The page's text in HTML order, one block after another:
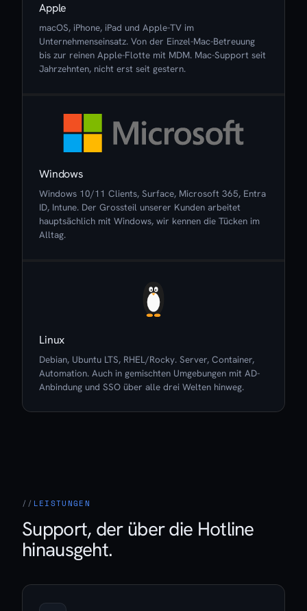
Apple
macOS, iPhone, iPad und Apple-TV im
Unternehmenseinsatz. Von der Einzel-Mac-Betreuung
bis zur reinen Apple-Flotte mit MDM. Mac-Support seit
Jahrzehnten, nicht erst seit gestern.
Windows
Windows 10/11 Clients, Surface, Microsoft 365, Entra
ID, Intune. Der Grossteil unserer Kunden arbeitet
hauptsächlich mit Windows, wir kennen die Tücken im
Alltag.
Linux
Debian, Ubuntu LTS, RHEL/Rocky. Server, Container,
Automation. Auch in gemischten Umgebungen mit AD-
Anbindung und SSO über alle drei Welten hinweg.
LEISTUNGEN
Support, der über die Hotline
hinausgeht.